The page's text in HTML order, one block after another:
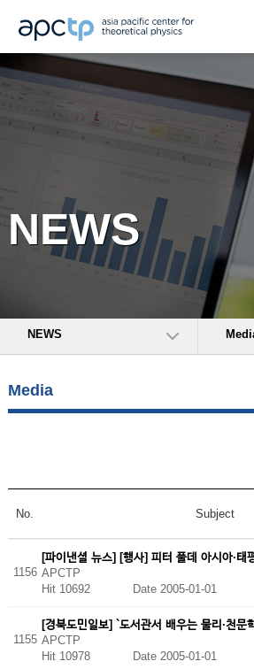
NEWS
NEWS
Media
No. Subject
1156
[파이낸셜 뉴스] [행사] 피터 풀데 아시아·태
APCTP
Hit 10692
Date 2005-01-01
1155
[경북도민일보] `도서관서 배우는 물리·천문
APCTP
Hit 10978
Date 2005-01-01